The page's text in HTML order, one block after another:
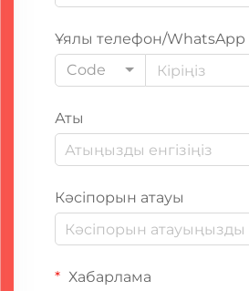
Ұялы телефон/WhatsApp
Code
Аты
Кәсіпорын атауы
Хабарлама